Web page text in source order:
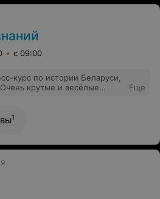
с 09:00
курс по истории Беларуси,
крутые и весёлые
результатом
Еще
1